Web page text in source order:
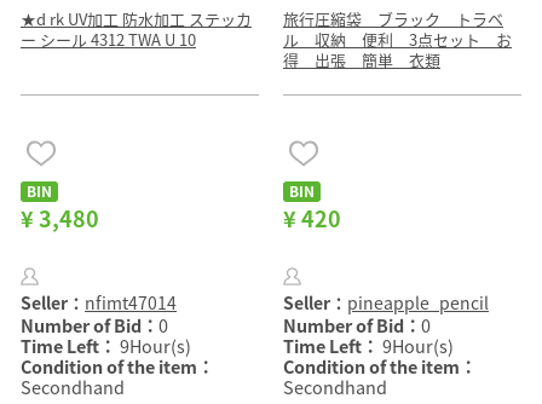
★d rk UV加工 防水加工 ステッカ
ー シール 4312 TWA U 10
旅行圧縮袋 ブラック トラベ
ル 収納 便利 3点セット お
得 出張 簡単 衣類
BIN
¥ 3,480
Seller： nfimt47014
Number of Bid： 0
Time Left： 9Hour(s)
Condition of the item：
Secondhand
BIN
¥ 420
Seller： pineapple_pencil
Number of Bid： 0
Time Left： 9Hour(s)
Condition of the item：
Secondhand